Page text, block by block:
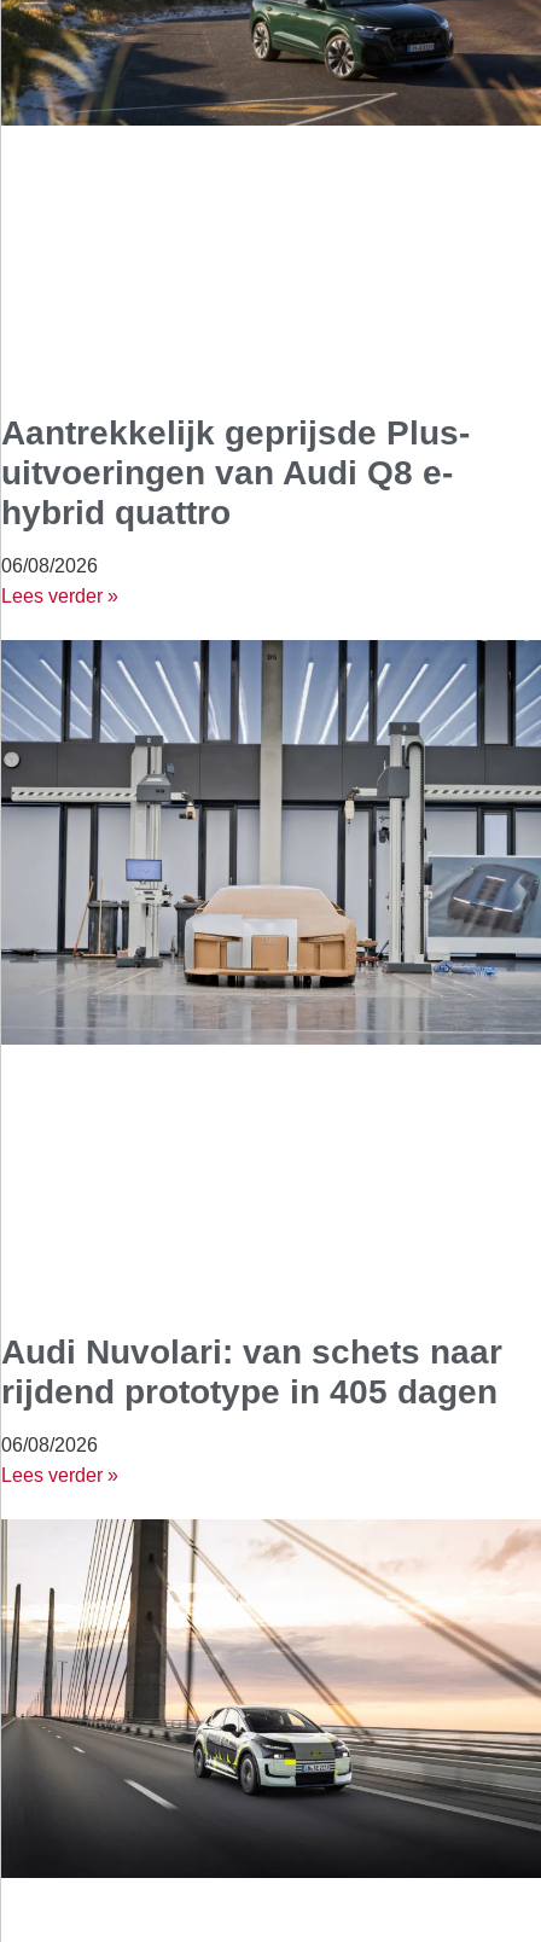
Aantrekkelijk geprijsde Plus-
uitvoeringen van Audi Q8 e-
hybrid quattro
06/08/2026
Lees verder »
Audi Nuvolari: van schets naar
rijdend prototype in 405 dagen
06/08/2026
Lees verder »